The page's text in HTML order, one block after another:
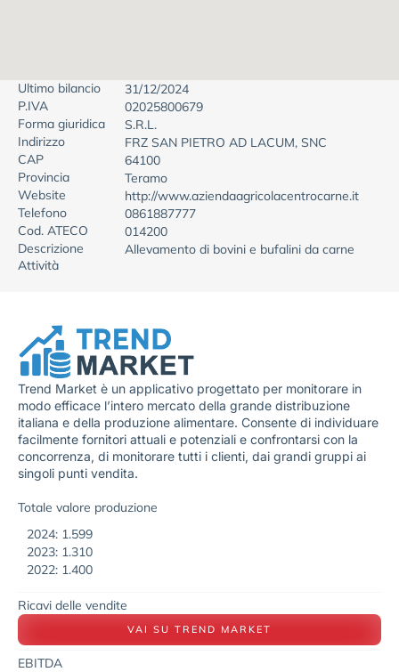
Ultimo bilancio
31/12/2024
P.IVA
02025800679
Forma giuridica
S.R.L.
Indirizzo
FRZ SAN PIETRO AD LACUM, SNC
CAP
64100
Provincia
Teramo
Website
http://www.aziendaagricolacentrocarne.it
Telefono
0861887777
Cod. ATECO
014200
Descrizione
Attività
Allevamento di bovini e bufalini da carne
Trend Market è un applicativo progettato per monitorare in
modo efficace l’intero mercato della grande distribuzione
italiana e della produzione alimentare. Consente di individuare
facilmente fornitori attuali e potenziali e confrontarsi con la
concorrenza, di monitorare tutti i clienti, dai grandi gruppi ai
singoli punti vendita.
Totale valore produzione
2024: 1.599
2023: 1.310
2022: 1.400
Ricavi delle vendite
VAI SU TREND MARKET
EBITDA